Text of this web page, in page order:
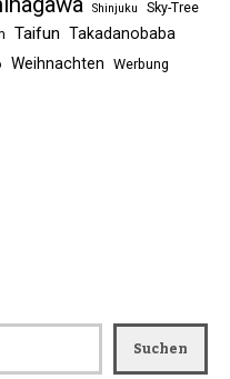
Shinjuku Sky-Tree
Taifun Takadanobaba
Weihnachten Werbung
Suchen